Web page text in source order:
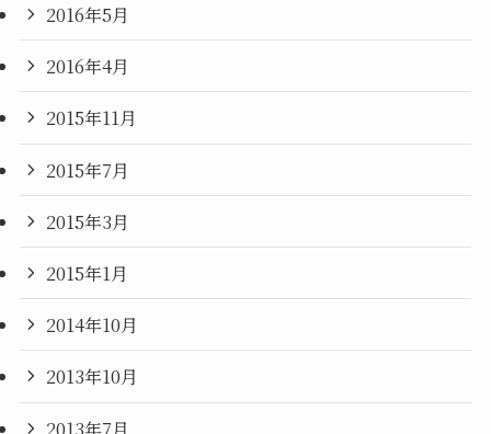
2016年5月
2016年4月
2015年11月
2015年7月
2015年3月
2015年1月
2014年10月
2013年10月
2013年7月